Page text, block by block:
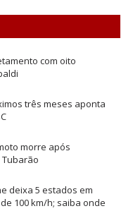
com oito
três meses aponta
morre após
Tubarão
deixa 5 estados em
100 km/h; saiba onde